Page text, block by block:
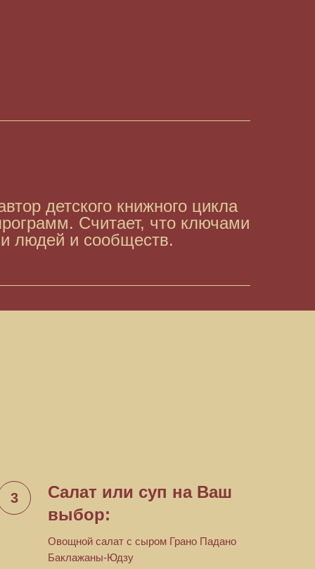
детского книжного цикла
Считает, что ключами
людей и сообществ.
Салат или суп на Ваш
выбор:
Овощной салат с сыром Грано Падано
Баклажаны-Юдзу